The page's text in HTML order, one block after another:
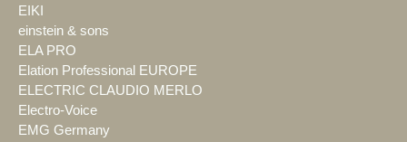
EIKI
einstein & sons
ELA PRO
Elation Professional EUROPE
ELECTRIC CLAUDIO MERLO
Electro-Voice
EMG Germany